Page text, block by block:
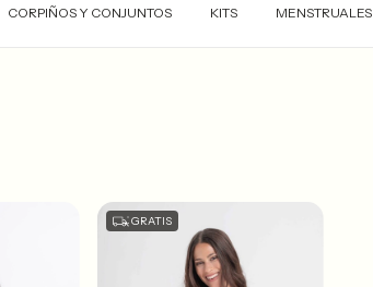
CORPIÑOS Y CONJUNTOS KITS MENSTRUALES
GRATIS